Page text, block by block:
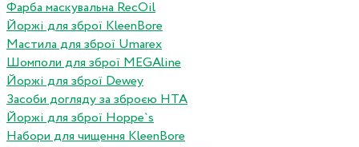
Фарба маскувальна RecOil
Йоржі для зброї KleenBore
Мастила для зброї Umarex
Шомполи для зброї MEGAline
Йоржі для зброї Dewey
Засоби догляду за зброєю HTA
Йоржі для зброї Hoppe`s
Набори для чищення KleenBore